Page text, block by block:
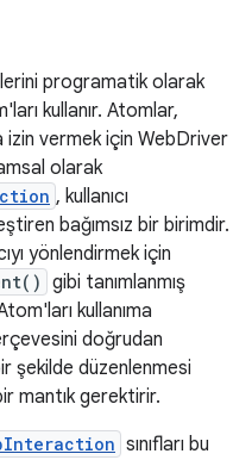
programatik olarak
kullanır. Atomlar,
izin vermek için WebDriver
olarak
, kullanıcı
bağımsız bir birimdir.
yönlendirmek için
gibi tanımlanmış
kullanıma
doğrudan
şekilde düzenlenmesi
mantık gerektirir.
sınıfları bu